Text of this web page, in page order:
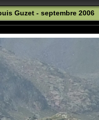
Guzet - septembre 2006